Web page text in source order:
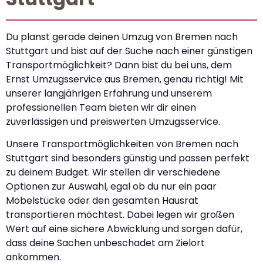
Du planst gerade deinen Umzug von Bremen nach
Stuttgart und bist auf der Suche nach einer günstigen
Transportmöglichkeit? Dann bist du bei uns, dem
Ernst Umzugsservice aus Bremen, genau richtig! Mit
unserer langjährigen Erfahrung und unserem
professionellen Team bieten wir dir einen
zuverlässigen und preiswerten Umzugsservice.
Unsere Transportmöglichkeiten von Bremen nach
Stuttgart sind besonders günstig und passen perfekt
zu deinem Budget. Wir stellen dir verschiedene
Optionen zur Auswahl, egal ob du nur ein paar
Möbelstücke oder den gesamten Hausrat
transportieren möchtest. Dabei legen wir großen
Wert auf eine sichere Abwicklung und sorgen dafür,
dass deine Sachen unbeschadet am Zielort
ankommen.